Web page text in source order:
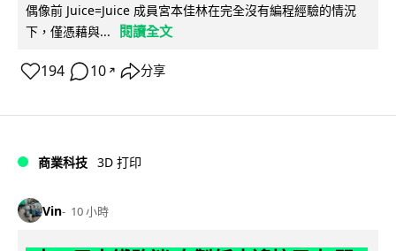
偶像前 Juice=Juice 成員宮本佳林在完全沒有編程經驗的情況
下，僅憑藉與...
閱讀全文
194 10 ↗ 分享
商業科技 3D 打印
Vin 10 小時